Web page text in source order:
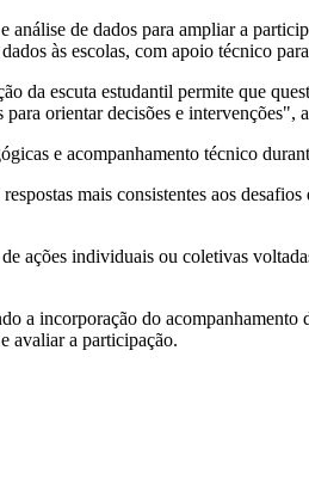
de dados para ampliar a
às escolas, com apoio técnico
da escuta estudantil permite que
orientar decisões e intervenções",
e acompanhamento técnico
mais consistentes aos
ações individuais ou coletivas
a incorporação do
avaliar a participação.